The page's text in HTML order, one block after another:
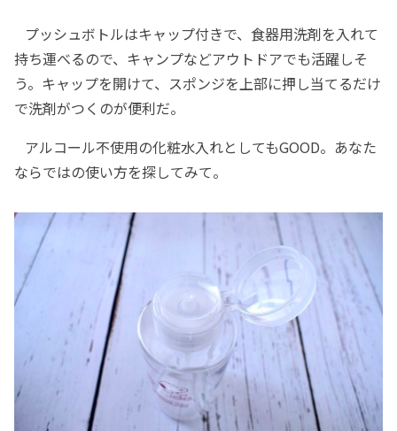
プッシュボトルはキャップ付きで、食器用洗剤を入れて
持ち運べるので、キャンプなどアウトドアでも活躍しそ
う。キャップを開けて、スポンジを上部に押し当てるだけ
で洗剤がつくのが便利だ。
アルコール不使用の化粧水入れとしてもGOOD。あなた
ならではの使い方を探してみて。